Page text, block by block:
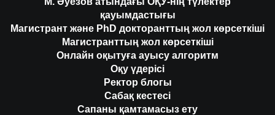
қауымдастығы
Магистрант және PhD докторанттың жол көрсеткіші
Магистранттың жол көрсеткіші
Онлайн оқытуға ауысу алгоритм
Оқу үдерісі
Ректор блогы
Сабақ кестесі
Сапаны қамтамасыз ету